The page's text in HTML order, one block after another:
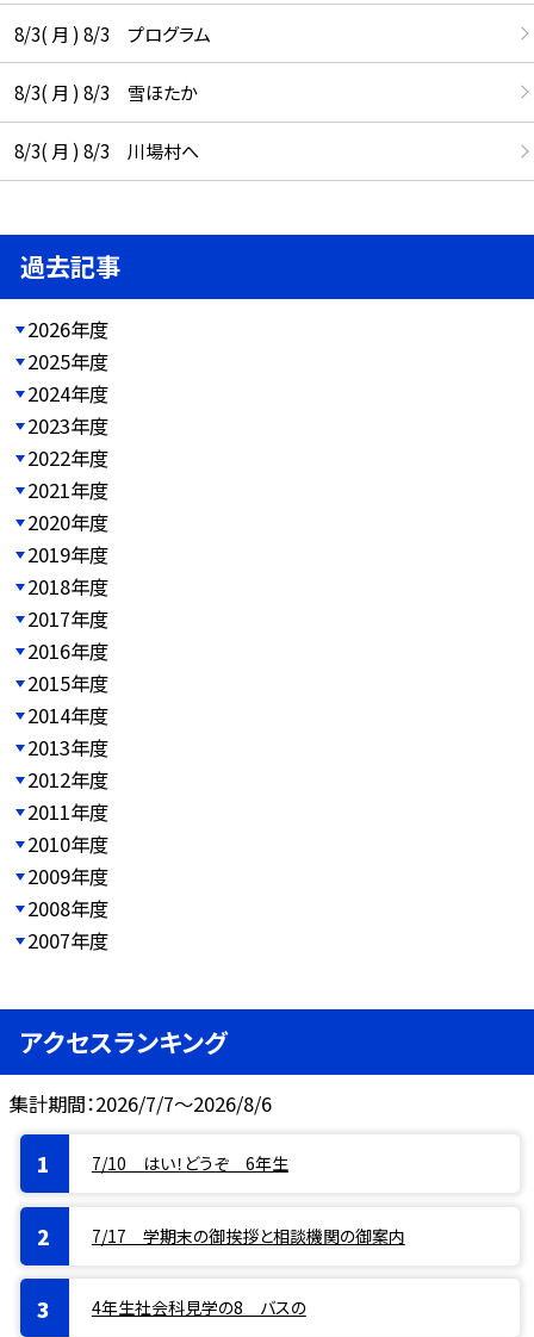
8/3( 月 ) 8/3 プログラム
8/3( 月 ) 8/3 雪ほたか
8/3( 月 ) 8/3 川場村へ
過去記事
2026年度
2025年度
2024年度
2023年度
2022年度
2021年度
2020年度
2019年度
2018年度
2017年度
2016年度
2015年度
2014年度
2013年度
2012年度
2011年度
2010年度
2009年度
2008年度
2007年度
アクセスランキング
集計期間：2026/7/7～2026/8/6
7/10 はい！どうぞ 6年生
7/17 学期末の御挨拶と相談機関の御案内
4年生社会科見学の8 バスの